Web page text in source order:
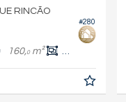
#280
RINCÃO
160,0m² 150,